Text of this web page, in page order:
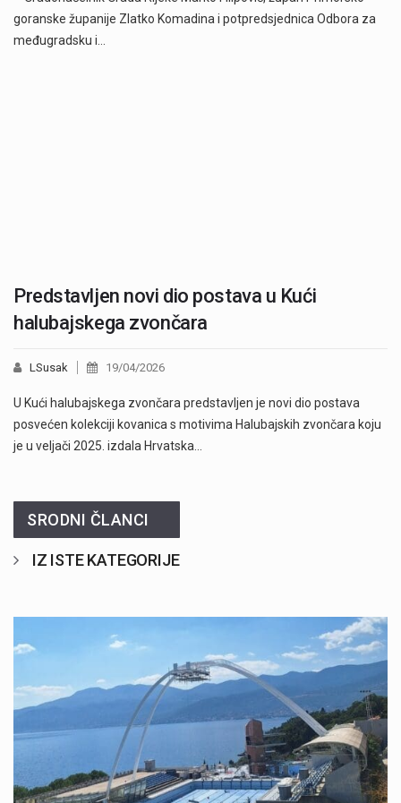
goranske županije Zlatko Komadina i potpredsjednica Odbora za
međugradsku i…
Predstavljen novi dio postava u Kući
halubajskega zvončara
LSusak 19/04/2026
U Kući halubajskega zvončara predstavljen je novi dio postava
posvećen kolekciji kovanica s motivima Halubajskih zvončara koju
je u veljači 2025. izdala Hrvatska…
SRODNI ČLANCI
IZ ISTE KATEGORIJE